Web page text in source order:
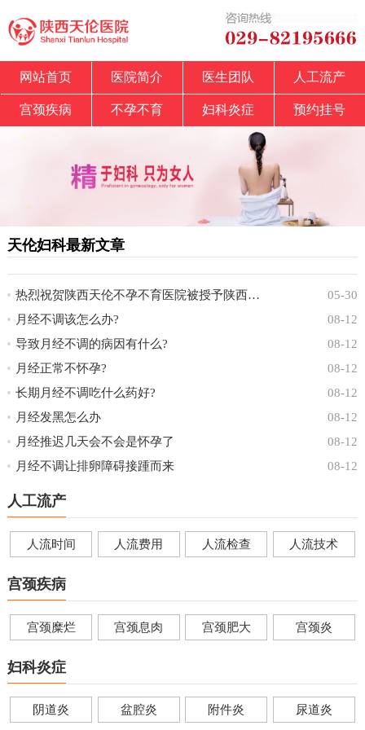
网站首页 医院简介 医生团队 人工流产
宫颈疾病 不孕不育 妇科炎症 预约挂号
天伦妇科最新文章
05-30
热烈祝贺陕西天伦不孕不育医院被授予陕西省中
08-12
月经不调该怎么办?
08-12
导致月经不调的病因有什么?
08-12
月经正常不怀孕?
08-12
长期月经不调吃什么药好?
08-12
月经发黑怎么办
08-12
月经推迟几天会不会是怀孕了
08-12
月经不调让排卵障碍接踵而来
人工流产
人流时间 人流费用 人流检查 人流技术
宫颈疾病
宫颈糜烂 宫颈息肉 宫颈肥大 宫颈炎
妇科炎症
阴道炎 盆腔炎 附件炎 尿道炎